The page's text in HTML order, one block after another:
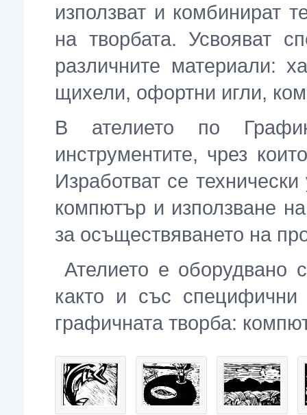
използват и комбинират
на творбата. Усвояват
различните материали:
щихели, офортни игли,
В ателието по
инструментите, чрез
Изработват се
компютър и използване
за осъществяването на
Ателието е оборудвано
както и със специфични
графичната творба: